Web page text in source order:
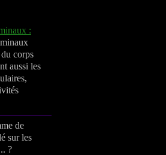
:
corps
aussi les
de
sur les
?